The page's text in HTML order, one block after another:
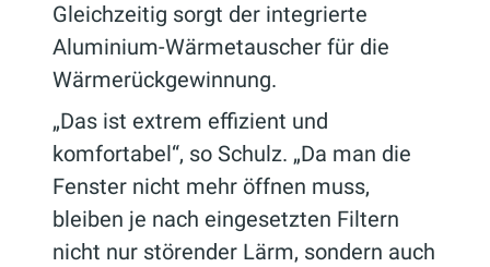
Gleichzeitig sorgt der integrierte
Aluminium-Wärmetauscher für die
Wärmerückgewinnung.
„Das ist extrem effizient und
komfortabel“, so Schulz. „Da man die
Fenster nicht mehr öffnen muss,
bleiben je nach eingesetzten Filtern
nicht nur störender Lärm, sondern auch